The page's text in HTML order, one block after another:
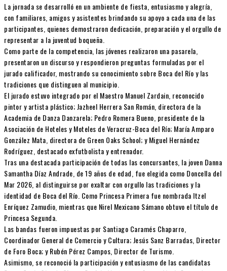
La jornada se desarrolló en un ambiente de fiesta, entusiasmo y alegría,
con familiares, amigos y asistentes brindando su apoyo a cada una de las
participantes, quienes demostraron dedicación, preparación y el orgullo de
representar a la juventud boqueña.
Como parte de la competencia, las jóvenes realizaron una pasarela,
presentaron un discurso y respondieron preguntas formuladas por el
jurado calificador, mostrando su conocimiento sobre Boca del Río y las
tradiciones que distinguen al municipio.
El jurado estuvo integrado por el Maestro Manuel Zardain, reconocido
pintor y artista plástico; Jazheel Herrera San Román, directora de la
Academia de Danza Danzarela; Pedro Romera Bueno, presidente de la
Asociación de Hoteles y Moteles de Veracruz-Boca del Río; María Amparo
González Mata, directora de Green Oaks School; y Miguel Hernández
Rodríguez, destacado exfutbolista y entrenador.
Tras una destacada participación de todas las concursantes, la joven Danna
Samantha Díaz Andrade, de 19 años de edad, fue elegida como Doncella del
Mar 2026, al distinguirse por exaltar con orgullo las tradiciones y la
identidad de Boca del Río. Como Princesa Primera fue nombrada Itzel
Enríquez Zamudio, mientras que Nirel Mexicano Sámano obtuvo el título de
Princesa Segunda.
Las bandas fueron impuestas por Santiago Caramés Chaparro,
Coordinador General de Comercio y Cultura; Jesús Sanz Barradas, Director
de Foro Boca; y Rubén Pérez Campos, Director de Turismo.
Asimismo, se reconoció la participación y entusiasmo de las candidatas